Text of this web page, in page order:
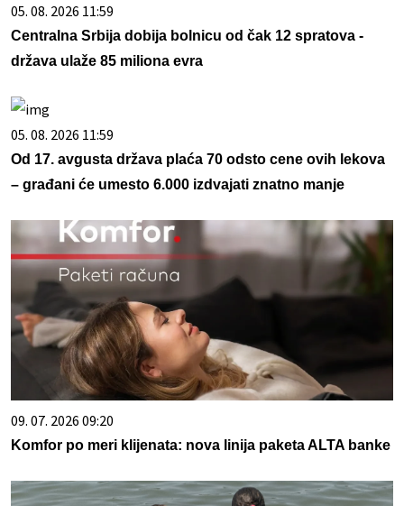
05. 08. 2026 11:59
Centralna Srbija dobija bolnicu od čak 12 spratova -
država ulaže 85 miliona evra
05. 08. 2026 11:59
Od 17. avgusta država plaća 70 odsto cene ovih lekova
– građani će umesto 6.000 izdvajati znatno manje
09. 07. 2026 09:20
Komfor po meri klijenata: nova linija paketa ALTA banke